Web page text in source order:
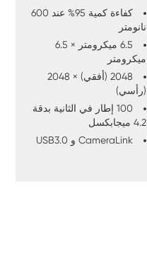
المساحات الصغيرة.
كفاءة كمية 95% عند 600
نانومتر
6.5 ميكرومتر × 6.5
ميكرومتر
2048 (أفقي) × 2048
(رأسي)
100 إطار في الثانية بدقة
4.2 ميجابكسل
CameraLink و USB3.0